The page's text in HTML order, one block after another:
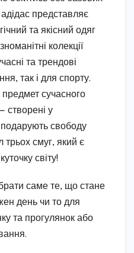
представляє
та якісний одяг
колекції
та трендові
так і для спорту.
предмет сучасного
— створені у
свободу
трьох смуг, який є
світу!
саме те, що стане
день чи то для
та прогулянок або